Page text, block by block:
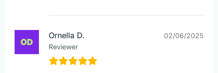
Ornella D.
Reviewer
02/06/2025